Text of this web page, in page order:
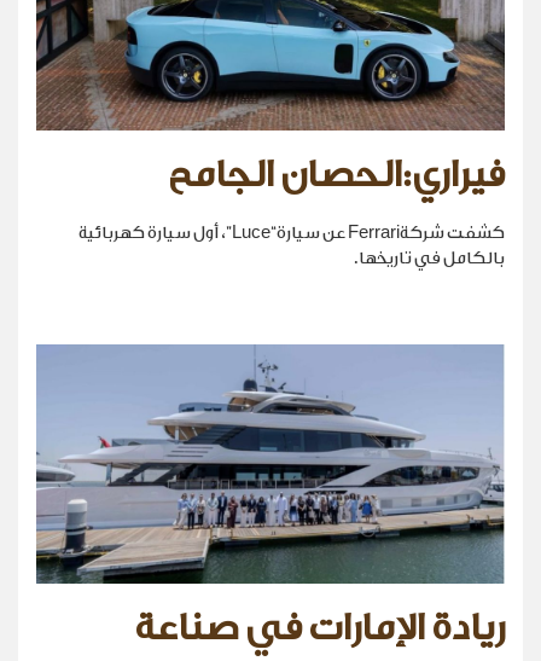
فيراري:الحصان الجامح
كشفت شركةFerrari عن سيارة“Luce”، أول سيارة كهربائية
بالكامل في تاريخها.
ريادة الإمارات في صناعة